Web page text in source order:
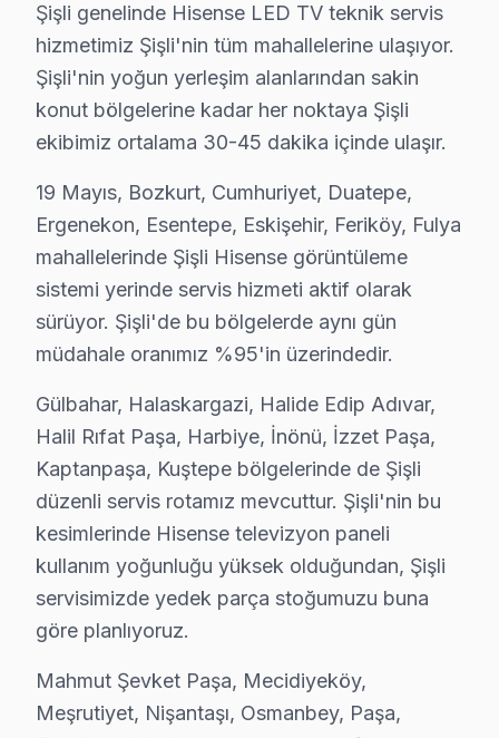
Port ve Bağlantı Tamiri: HDMI, USB ve optik ses
» Şişli genelinde mobil servis ekibimizle yerinde
Hisense Servisi Garanti ve Sonrası Destek
Şişli Hisense TV Servis Garanti Belgesi - 1 Yıl Parça Güvencesi
Şişli'de Hisense televizyon ünitesi tamirinde garanti
Şişli servisinde işçilik garantisi: Hisense tamiri 6 ay
Hisense parça garantisi: Şişli'de değiştirdiğimiz söz
Garanti belgesi: Her Şişli Hisense tamiri sonrası
Şişli servis sonrası erişim: "Hisense TV'min sesi
Şişli Hisense Orijinal Yedek Parça – Kaliteden
Şişli'de Hisense televizyonlarınız için orijinal yedek
Şişli akıllı TV yedek parça hizmetlerimiz:
• Şişli'de Panel (LCD, OLED, QLED) ve LED backlight
• Şişli'de Anakart (mainboard) ve güç kartı (power
• Şişli'de T-Con kartı ve inverter kart değişimi
• Şişli'de uzaktan kumanda alıcısı ve HDMI port
• Şişli'de tüm parçalarda 2 yıl garanti
• Hızlı tedarik: çoğu parça Şişli stoğumuzda mevcut
Şişli'de muadil parça kullanımının riskleri: Daha
Şişli genelinde Hisense LED TV teknik servis
hizmetimiz Şişli'nin tüm mahallelerine ulaşıyor.
Şişli'nin yoğun yerleşim alanlarından sakin
konut bölgelerine kadar her noktaya Şişli
ekibimiz ortalama 30-45 dakika içinde ulaşır.
19 Mayıs, Bozkurt, Cumhuriyet, Duatepe,
Ergenekon, Esentepe, Eskişehir, Feriköy, Fulya
mahallelerinde Şişli Hisense görüntüleme
sistemi yerinde servis hizmeti aktif olarak
sürüyor. Şişli'de bu bölgelerde aynı gün
müdahale oranımız %95'in üzerindedir.
Gülbahar, Halaskargazi, Halide Edip Adıvar,
Halil Rıfat Paşa, Harbiye, İnönü, İzzet Paşa,
Kaptanpaşa, Kuştepe bölgelerinde de Şişli
düzenli servis rotamız mevcuttur. Şişli'nin bu
kesimlerinde Hisense televizyon paneli
kullanım yoğunluğu yüksek olduğundan, Şişli
servisimizde yedek parça stoğumuzu buna
göre planlıyoruz.
Mahmut Şevket Paşa, Mecidiyeköy,
Meşrutiyet, Nişantaşı, Osmanbey, Paşa,